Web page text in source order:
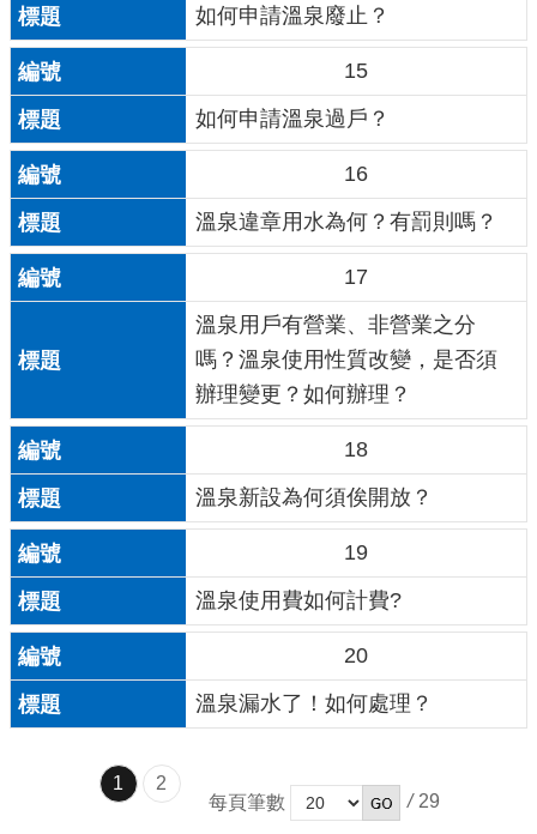
如何申請溫泉廢止？
15
如何申請溫泉過戶？
16
溫泉違章用水為何？有罰則嗎？
17
溫泉用戶有營業、非營業之分
嗎？溫泉使用性質改變，是否須
辦理變更？如何辦理？
18
溫泉新設為何須俟開放？
19
溫泉使用費如何計費?
20
溫泉漏水了！如何處理？
1
2
每頁筆數
/ 29